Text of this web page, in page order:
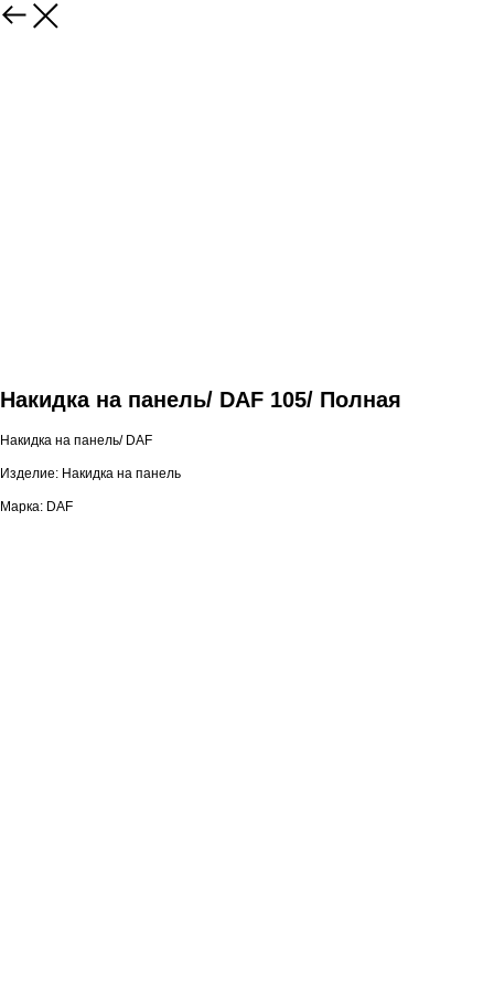
Накидка на панель/ DAF 105/ Полная
Накидка на панель/ DAF
Изделие: Накидка на панель
Марка: DAF